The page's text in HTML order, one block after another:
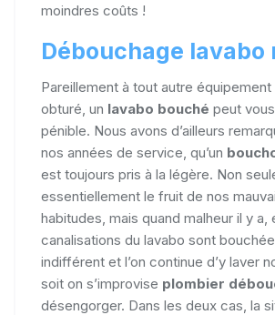
moindres coûts !
Débouchage lavabo
Pareillement à tout autre équipement
obturé, un lavabo bouché peut
pénible. Nous avons d’ailleurs
nos années de service, qu’un
est toujours pris à la légère. Non
essentiellement le fruit de nos
habitudes, mais quand malheur il y a,
canalisations du lavabo sont
indifférent et l’on continue d’y laver
soit on s’improvise plombier
désengorger. Dans les deux cas, la